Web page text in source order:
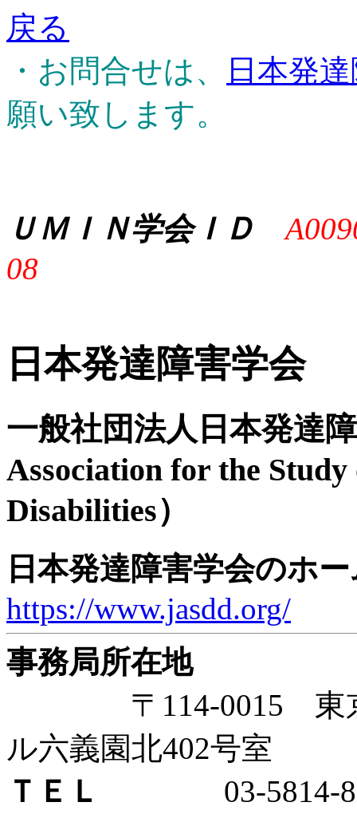
戻る
・お問合せは、
日本発
願い致します。
ＵＭＩＮ学会ＩＤ
08
日本発達障害学会
一般社団法人日本発達
Association for the
Disabilities）
日本発達障害学会のホ
https://www.jasdd.org/
事務局所在地
〒114-0015 東京
ル六義園北402号室
ＴＥＬ
03-5814-